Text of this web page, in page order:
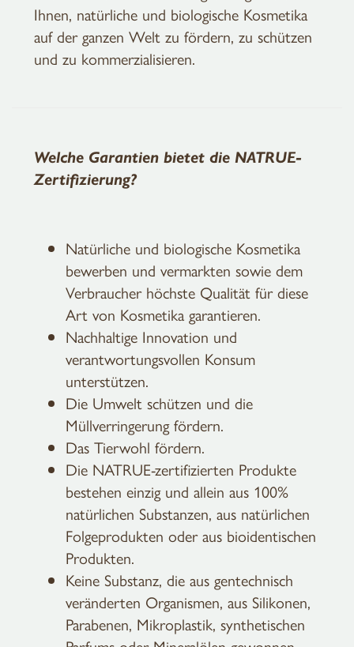
Ihnen, natürliche und biologische Kosmetika
auf der ganzen Welt zu fördern, zu schützen
und zu kommerzialisieren.
Welche Garantien bietet die NATRUE-
Zertifizierung?
Natürliche und biologische Kosmetika
bewerben und vermarkten sowie dem
Verbraucher höchste Qualität für diese
Art von Kosmetika garantieren.
Nachhaltige Innovation und
verantwortungsvollen Konsum
unterstützen.
Die Umwelt schützen und die
Müllverringerung fördern.
Das Tierwohl fördern.
Die NATRUE-zertifizierten Produkte
bestehen einzig und allein aus 100%
natürlichen Substanzen, aus natürlichen
Folgeprodukten oder aus bioidentischen
Produkten.
Keine Substanz, die aus gentechnisch
veränderten Organismen, aus Silikonen,
Parabenen, Mikroplastik, synthetischen